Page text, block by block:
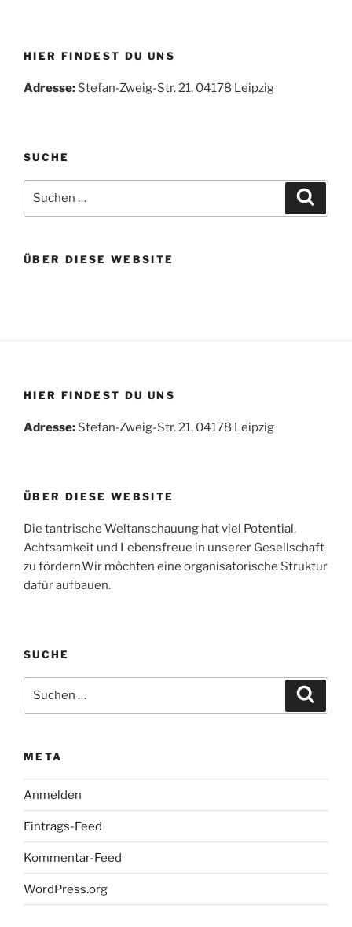
HIER FINDEST DU UNS
Adresse: Stefan-Zweig-Str. 21, 04178 Leipzig
SUCHE
nach:
ÜBER DIESE WEBSITE
HIER FINDEST DU UNS
Adresse: Stefan-Zweig-Str. 21, 04178 Leipzig
ÜBER DIESE WEBSITE
Die tantrische Weltanschauung hat viel Potential,
Achtsamkeit und Lebensfreue in unserer Gesellschaft
zu fördern.Wir möchten eine organisatorische Struktur
dafür aufbauen.
SUCHE
nach:
META
Anmelden
Eintrags-Feed
Kommentar-Feed
WordPress.org